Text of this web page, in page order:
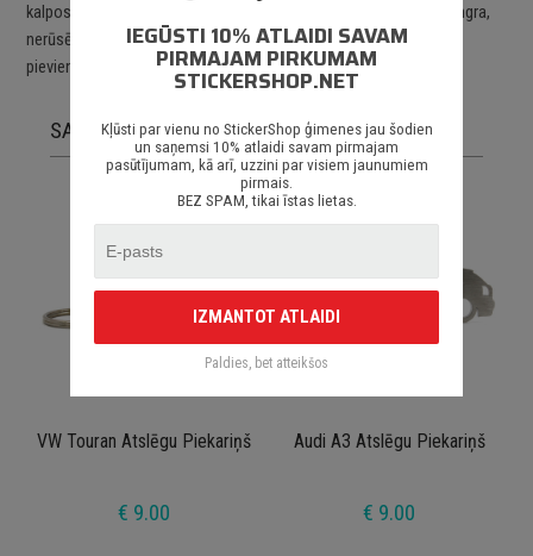
kalpos gan kā atpazīšanas zīme, gan kā dizaina priekšmets. Stingra,
nerūsējoša tērauda ķēdīte un rinķis paredzēts vairāku atslēgu
pievienošanai.
SAISTĪTĀS PRECES
VW Touran Atslēgu Piekariņš
€ 9.00
Audi A3 Atslēgu Piekariņš
€ 9.00
IEGŪSTI 10% ATLAIDI SAVAM
PIRMAJAM PIRKUMAM
STICKERSHOP.NET
Kļūsti par vienu no StickerShop ģimenes jau šodien
un saņemsi 10% atlaidi savam pirmajam
pasūtījumam, kā arī, uzzini par visiem jaunumiem
pirmais.
BEZ SPAM, tikai īstas lietas.
IZMANTOT ATLAIDI
Paldies, bet atteikšos